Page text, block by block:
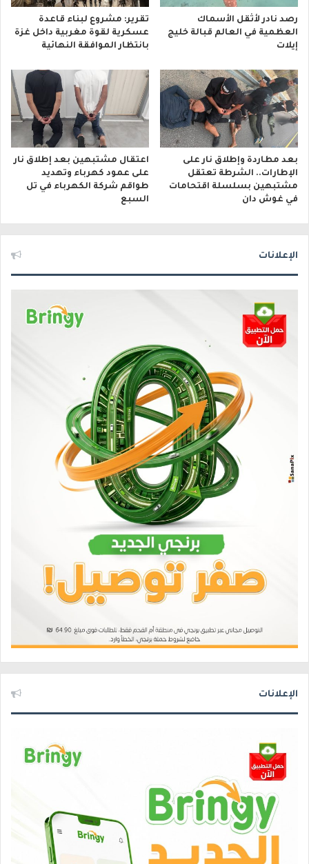
رصد نادر لأثقل الأسماك
العظمية في العالم قبالة خليج
إيلات
تقرير: مشروع لبناء قاعدة
عسكرية لقوة مغربية داخل غزة
بانتظار الموافقة النهائية
بعد مطاردة وإطلاق نار على
الإطارات.. الشرطة تعتقل
مشتبهين بسلسلة اقتحامات
في غوش دان
اعتقال مشتبهين بعد إطلاق نار
على عمود كهرباء وتهديد
طواقم شركة الكهرباء في تل
السبع
الإعلانات
الإعلانات